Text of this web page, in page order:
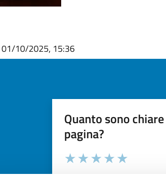
01/10/2025, 15:36
Quanto sono
pagina?
Valuta la chiarezza delle informazioni (da
Seleziona il numero di